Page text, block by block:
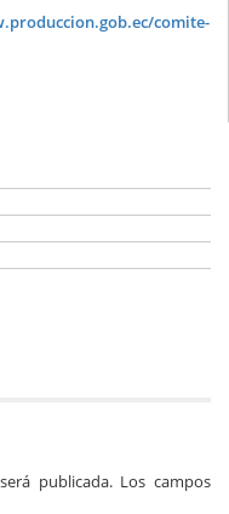
comite-
publicada. Los campos